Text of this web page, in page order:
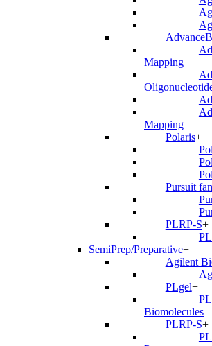
Mapping
Mapping
Polaris+
Pursuit
PLRP-S+
SemiPrep/Preparative+
Agilent
PLgel+
Biomolecules
PLRP-S+